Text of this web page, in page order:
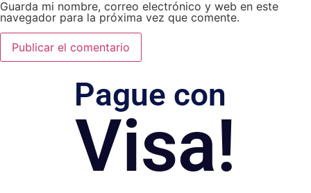
Guarda mi nombre, correo electrónico y web en este
navegador para la próxima vez que comente.
Pague con
Visa!